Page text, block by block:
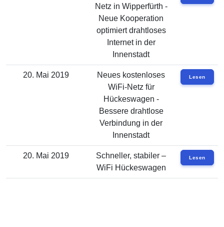
Netz in Wipperfürth -
Neue Kooperation
optimiert drahtloses
Internet in der
Innenstadt
20. Mai 2019
Neues kostenloses
WiFi-Netz für
Hückeswagen -
Bessere drahtlose
Verbindung in der
Innenstadt
Lesen
20. Mai 2019
Schneller, stabiler –
WiFi Hückeswagen
Lesen